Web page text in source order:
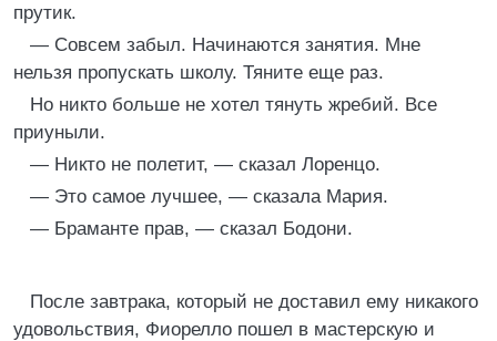
прутик.
— Совсем забыл. Начинаются занятия. Мне
нельзя пропускать школу. Тяните еще раз.
Но никто больше не хотел тянуть жребий. Все
приуныли.
— Никто не полетит, — сказал Лоренцо.
— Это самое лучшее, — сказала Мария.
— Браманте прав, — сказал Бодони.
После завтрака, который не доставил ему никакого
удовольствия, Фиорелло пошел в мастерскую и